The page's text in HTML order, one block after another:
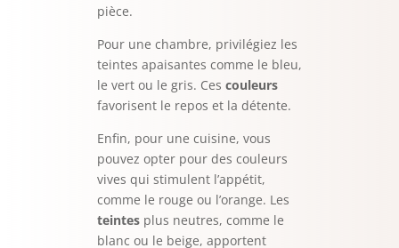
pièce.
Pour une chambre, privilégiez les
teintes apaisantes comme le bleu,
le vert ou le gris. Ces couleurs
favorisent le repos et la détente.
Enfin, pour une cuisine, vous
pouvez opter pour des couleurs
vives qui stimulent l’appétit,
comme le rouge ou l’orange. Les
teintesplus neutres, comme le
blanc ou le beige, apportent